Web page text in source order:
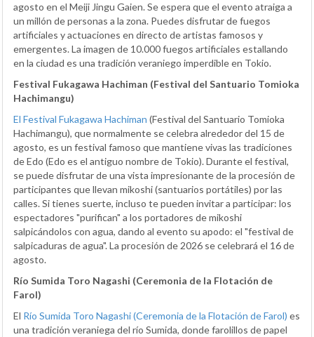
agosto en el Meiji Jingu Gaien. Se espera que el evento atraiga a
un millón de personas a la zona. Puedes disfrutar de fuegos
artificiales y actuaciones en directo de artistas famosos y
emergentes. La imagen de 10.000 fuegos artificiales estallando
en la ciudad es una tradición veraniego imperdible en Tokio.
Festival Fukagawa Hachiman (Festival del Santuario Tomioka
Hachimangu)
El Festival Fukagawa Hachiman (Festival del Santuario Tomioka
Hachimangu), que normalmente se celebra alrededor del 15 de
agosto, es un festival famoso que mantiene vivas las tradiciones
de Edo (Edo es el antiguo nombre de Tokio). Durante el festival,
se puede disfrutar de una vista impresionante de la procesión de
participantes que llevan mikoshi (santuarios portátiles) por las
calles. Si tienes suerte, incluso te pueden invitar a participar: los
espectadores "purifican" a los portadores de mikoshi
salpicándolos con agua, dando al evento su apodo: el "festival de
salpicaduras de agua". La procesión de 2026 se celebrará el 16 de
agosto.
Río Sumida Toro Nagashi (Ceremonia de la Flotación de
Farol)
El Río Sumida Toro Nagashi (Ceremonia de la Flotación de Farol) es
una tradición veraniega del río Sumida, donde farolillos de papel